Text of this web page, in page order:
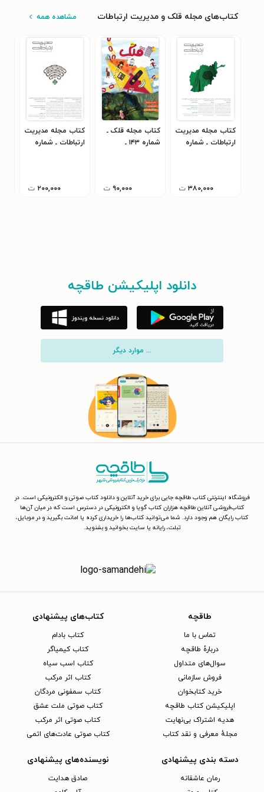
کتاب‌های مجله قلک و مدیریت ارتباطات مشاهده همه
کتاب مجله مدیریت
ارتباطات ـ شماره
۳۸۰,۰۰۰ ت
کتاب مجله قلک ـ
شماره ۱۴۳ ـ
۹۰,۰۰۰ ت
کتاب مجله مدیریت
ارتباطات ـ شماره
۲۰۰,۰۰۰ ت
دانلود اپلیکیشن طاقچه
... موارد دیگر
فروشگاه اینترنتی کتاب طاقچه جایی برای خرید آنلاین و دانلود کتاب صوتی و الکترونیکی است. در
کتاب‌فروشی آنلاین طاقچه هزاران کتاب گویا و الکترونیکی در دسترس است که در میان آن‌ها
کتاب رایگان هم وجود دارد. شما می‌توانید کتاب‌ها را خریداری کرده یا امانت بگیرید و در موبایل،
تبلت، رایانه یا سایت بخوانید و بشنوید.
طاقچه
تماس با ما
دربارهٔ طاقچه
سوال‌های متداول
فروش سازمانی
خرید کتابخوان
اپلیکیشن کتاب طاقچه
هدیه اشتراک بی‌نهایت
مجلهٔ معرفی و نقد کتاب
کتاب‌های پیشنهادی
کتاب بادام
کتاب کیمیاگر
کتاب اسب سیاه
کتاب اثر مرکب
کتاب سمفونی مردگان
کتاب صوتی ملت عشق
کتاب صوتی اثر مرکب
کتاب صوتی عادت‌های اتمی
دسته بندی پیشنهادی
رمان عاشقانه
نویسنده‌های پیشنهادی
صادق هدایت